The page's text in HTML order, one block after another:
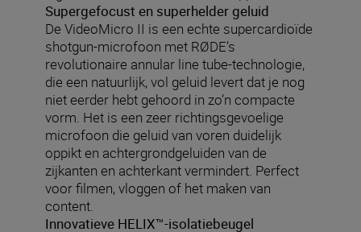
Supergefocust en superhelder geluid
De VideoMicro II is een echte supercardioïde
shotgun-microfoon met RØDE’s
revolutionaire annular line tube-technologie,
die een natuurlijk, vol geluid levert dat je nog
niet eerder hebt gehoord in zo’n compacte
vorm. Het is een zeer richtingsgevoelige
microfoon die geluid van voren duidelijk
oppikt en achtergrondgeluiden van de
zijkanten en achterkant vermindert. Perfect
voor filmen, vloggen of het maken van
content.
Innovatieve HELIX™-isolatiebeugel